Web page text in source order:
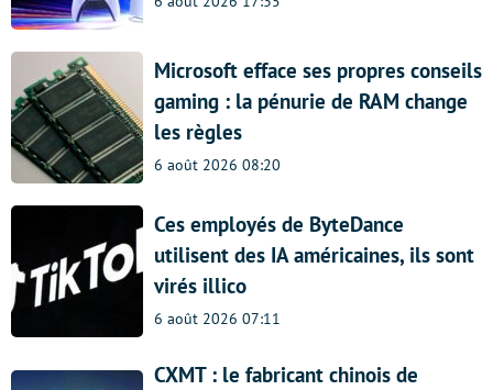
Microsoft efface ses propres conseils
gaming : la pénurie de RAM change
les règles
6 août 2026 08:20
Ces employés de ByteDance
utilisent des IA américaines, ils sont
virés illico
6 août 2026 07:11
CXMT : le fabricant chinois de